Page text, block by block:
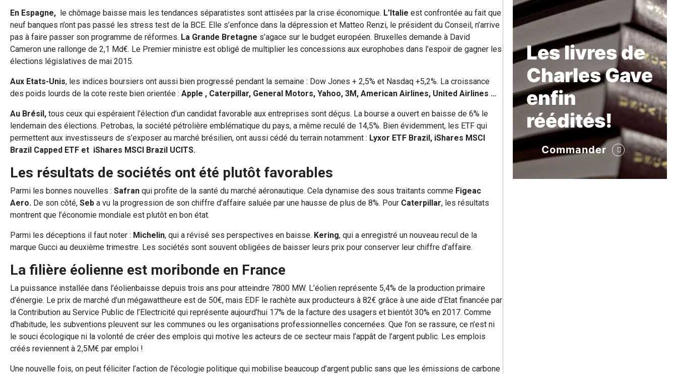
En Espagne, le chômage baisse mais les tendances séparatistes sont attisées par la crise économique. L’Italie est confrontée au fait que
neuf banques n’ont pas passé les stress test de la BCE. Elle s’enfonce dans la dépression et Matteo Renzi, le président du Conseil, n’arrive
pas à faire passer son programme de réformes. La Grande Bretagne s’agace sur le budget européen. Bruxelles demande à David
Cameron une rallonge de 2,1 Md€. Le Premier ministre est obligé de multiplier les concessions aux europhobes dans l’espoir de gagner les
élections législatives de mai 2015.
Aux Etats-Unis, les indices boursiers ont aussi bien progressé pendant la semaine : Dow Jones + 2,5% et Nasdaq +5,2%. La croissance
des poids lourds de la cote reste bien orientée : Apple , Caterpillar, General Motors, Yahoo, 3M, American Airlines, United Airlines …
Au Brésil, tous ceux qui espéraient l’élection d’un candidat favorable aux entreprises sont déçus. La bourse a ouvert en baisse de 6% le
lendemain des élections. Petrobas, la société pétrolière emblématique du pays, a même reculé de 14,5%. Bien évidemment, les ETF qui
permettent aux investisseurs de s’exposer au marché brésilien, ont aussi cédé du terrain notamment : Lyxor ETF Brazil, iShares MSCI
Brazil Capped ETF et iShares MSCI Brazil UCITS.
Les résultats de sociétés ont été plutôt favorables
Parmi les bonnes nouvelles : Safran qui profite de la santé du marché aéronautique. Cela dynamise des sous traitants comme Figeac
Aero. De son côté, Seb a vu la progression de son chiffre d’affaire saluée par une hausse de plus de 8%. Pour Caterpillar, les résultats
montrent que l’économie mondiale est plutôt en bon état.
Parmi les déceptions il faut noter : Michelin, qui a révisé ses perspectives en baisse. Kering, qui a enregistré un nouveau recul de la
marque Gucci au deuxième trimestre. Les sociétés sont souvent obligées de baisser leurs prix pour conserver leur chiffre d’affaire.
La filière éolienne est moribonde en France
La puissance installée dans l’éolienbaisse depuis trois ans pour atteindre 7800 MW. L’éolien représente 5,4% de la production primaire
d’énergie. Le prix de marché d’un mégawattheure est de 50€, mais EDF le rachète aux producteurs à 82€ grâce à une aide d’Etat financée par
la Contribution au Service Public de l’Electricité qui représente aujourd’hui 17% de la facture des usagers et bientôt 30% en 2017. Comme
d’habitude, les subventions pleuvent sur les communes ou les organisations professionnelles concernées. Que l’on se rassure, ce n’est ni
le souci écologique ni la volonté de créer des emplois qui motive les acteurs de ce secteur mais l’appât de l’argent public. Les emplois
créés reviennent à 2,5M€ par emploi !
Une nouvelle fois, on peut féliciter l’action de l’écologie politique qui mobilise beaucoup d’argent public sans que les émissions de carbone
Les livres de
Charles Gave
enfin
réédités!
Commander